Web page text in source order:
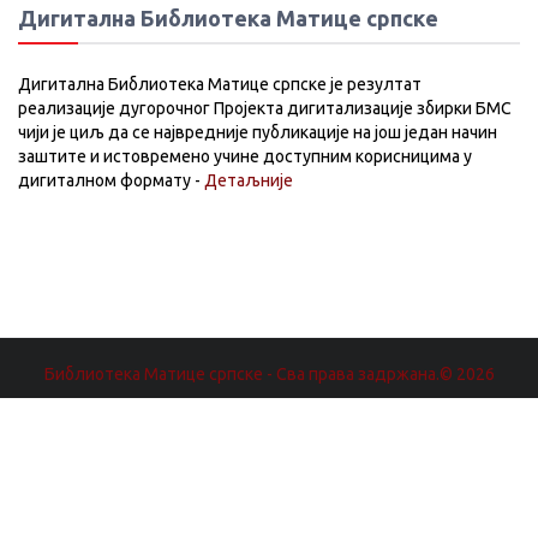
Дигитална Библиотека Матице српске
Дигитална Библиотека Матице српске је резултат
реализације дугорочног Пројекта дигитализације збирки БМС
чији је циљ да се највредније публикације на још један начин
заштите и истовремено учине доступним корисницима у
дигиталном формату - Детаљније
Библиотека Матице српске - Сва права задржана.© 2026